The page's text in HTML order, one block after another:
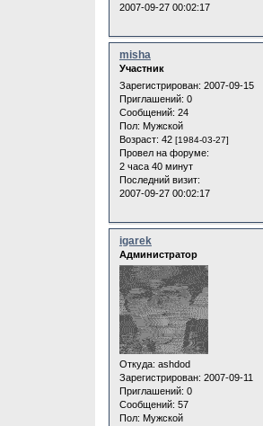
2007-09-27 00:02:17
misha
Участник
Зарегистрирован: 2007-09-15
Приглашений: 0
Сообщений: 24
Пол: Мужской
Возраст: 42 [1984-03-27]
Провел на форуме:
2 часа 40 минут
Последний визит:
2007-09-27 00:02:17
igarek
Администратор
Откуда: ashdod
Зарегистрирован: 2007-09-11
Приглашений: 0
Сообщений: 57
Пол: Мужской